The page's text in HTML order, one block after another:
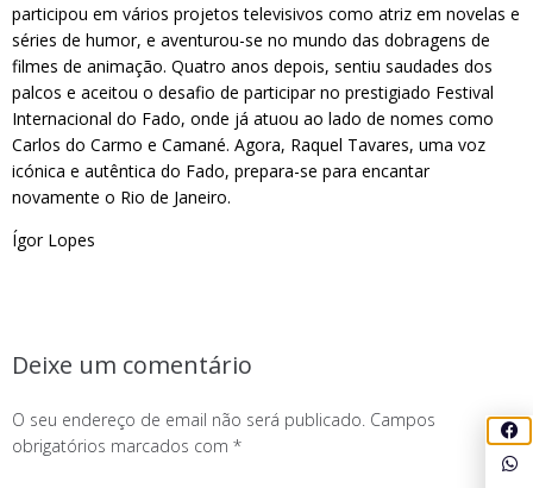
participou em vários projetos televisivos como atriz em novelas e
séries de humor, e aventurou-se no mundo das dobragens de
filmes de animação. Quatro anos depois, sentiu saudades dos
palcos e aceitou o desafio de participar no prestigiado Festival
Internacional do Fado, onde já atuou ao lado de nomes como
Carlos do Carmo e Camané. Agora, Raquel Tavares, uma voz
icónica e autêntica do Fado, prepara-se para encantar
novamente o Rio de Janeiro.
Ígor Lopes
Deixe um comentário
O seu endereço de email não será publicado. Campos
obrigatórios marcados com *